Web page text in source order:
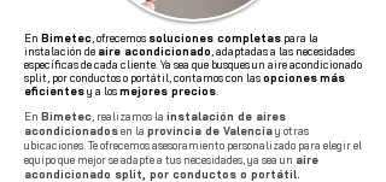
En Bimetec , ofrecemos soluciones completas para la
instalación de aire acondicionado , adaptadas a las necesidades
específicas de cada cliente. Ya sea que busques un aire acondicionado
split, por conductos o portátil, contamos con lasopcionesmás
eficientesy a losmejores precios
En Bimetec , realizamos la instalación de aires
acondicionadosen la provincia de Valenciay otras
ubicaciones. Te ofrecemos asesoramiento personalizado para elegir el
equipo que mejor se adapte a tus necesidades, ya sea un aire
acondicionado split, por conductos o portátil.